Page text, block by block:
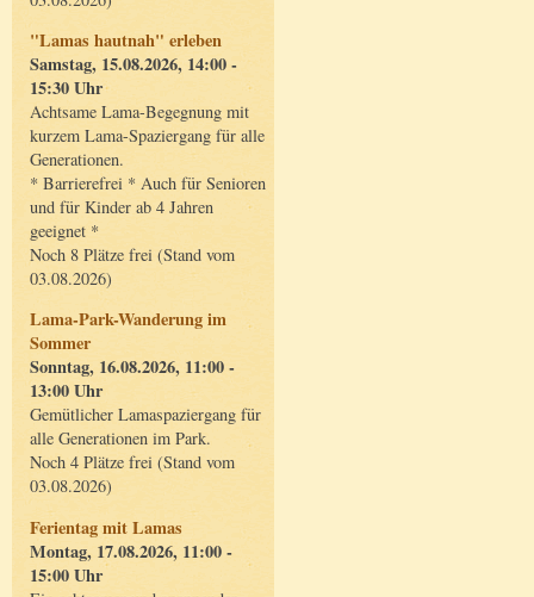
"Lamas hautnah" erleben
Samstag, 15.08.2026, 14:00 -
15:30 Uhr
Achtsame Lama-Begegnung mit
kurzem Lama-Spaziergang für alle
Generationen.
* Barrierefrei * Auch für Senioren
und für Kinder ab 4 Jahren
geeignet *
Noch 8 Plätze frei (Stand vom
03.08.2026)
Lama-Park-Wanderung im
Sommer
Sonntag, 16.08.2026, 11:00 -
13:00 Uhr
Gemütlicher Lamaspaziergang für
alle Generationen im Park.
Noch 4 Plätze frei (Stand vom
03.08.2026)
Ferientag mit Lamas
Montag, 17.08.2026, 11:00 -
15:00 Uhr